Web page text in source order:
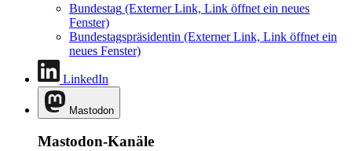
Bundestag (Externer Link, Link öffnet ein neues
Fenster)
Bundestagspräsidentin (Externer Link, Link öffnet ein
neues Fenster)
LinkedIn
Mastodon
Mastodon-Kanäle